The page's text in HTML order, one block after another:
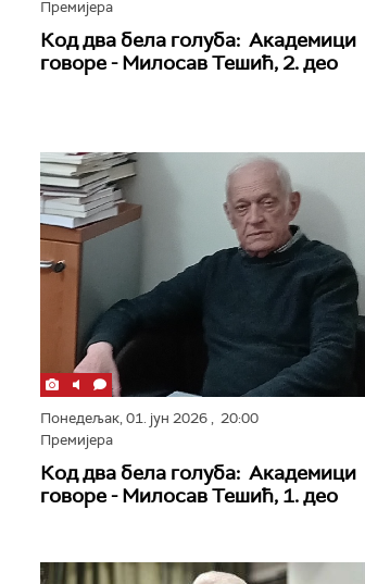
Премијера
Код два бела голуба: Академици
говоре - Милосав Тешић, 2. део
Понедељак,01. јун 2026, 20:00
Премијера
Код два бела голуба: Академици
говоре - Милосав Тешић, 1. део